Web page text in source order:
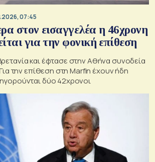
07:45
στον εισαγγελέα η 46χρονη
για την φονική επίθεση
και έφτασε στην Αθήνα συνοδεία
την επίθεση στη Marfin έχουν ήδη
δύο 42χρονοι